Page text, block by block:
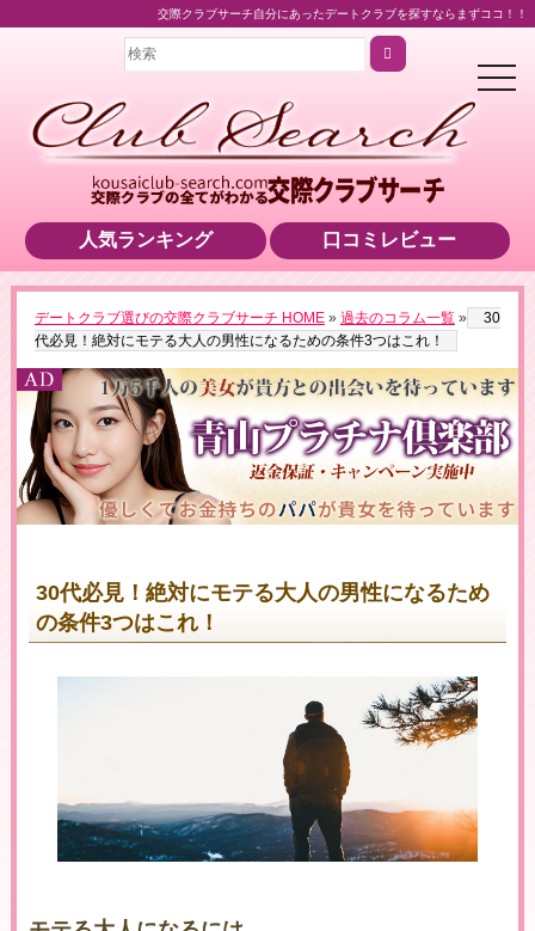
交際クラブサーチ自分にあったデートクラブを探すならまずココ！！
t
o
i
a
t
i
o
n
人気ランキング 口コミレビュー
デートクラブ選びの交際クラブサーチ HOME » 過去のコラム一覧 »
30
代必見！絶対にモテる大人の男性になるための条件3つはこれ！
▶男性用公式HPへのリンクです
▶女性用公式HPへのリンクです
30代必見！絶対にモテる大人の男性になるため
の条件3つはこれ！